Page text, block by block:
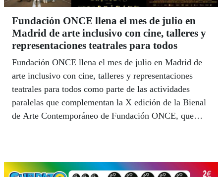
Fundación ONCE llena el mes de julio en
Madrid de arte inclusivo con cine, talleres y
representaciones teatrales para todos
Fundación ONCE llena el mes de julio en Madrid de
arte inclusivo con cine, talleres y representaciones
teatrales para todos como parte de las actividades
paralelas que complementan la X edición de la Bienal
de Arte Contemporáneo de Fundación ONCE, que